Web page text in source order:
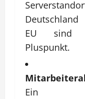
EU
Pluspunkt.
Ein